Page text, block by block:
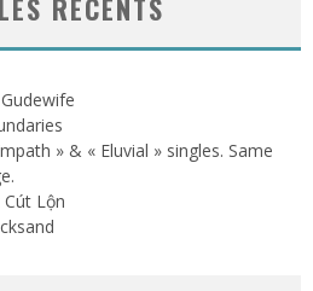
RÉCENTS
» & « Eluvial » singles. Same
Lộn